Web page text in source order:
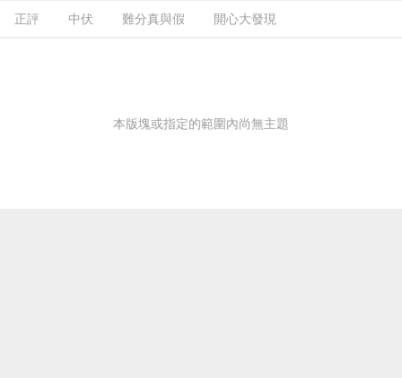
正評 中伏 難分真與假 開心大發現
本版塊或指定的範圍內尚無主題